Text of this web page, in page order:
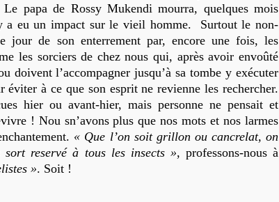
papa de Rossy Mukendi mourra, quelques mois
a eu un impact sur le vieil homme. Surtout le non-
jour de son enterrement par, encore une fois, les
les sorciers de chez nous qui, après avoir envoûté
doivent l’accompagner jusqu’à sa tombe y exécuter
éviter à ce que son esprit ne revienne les rechercher.
hier ou avant-hier, mais personne ne pensait et
! Nou sn’avons plus que nos mots et nos larmes
« Que l’on soit grillon ou cancrelat, on
sort reservé à tousles insects », professons-nous à
». Soit !